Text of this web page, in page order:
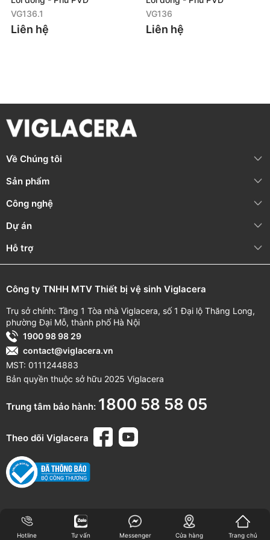
Áp lực nước khuyến nghị: P = 0.5 ~ 5 (bar)
Nội dung bảo
hành
hòa trộn nước
(Miễn phí cuộc
dây sen, bát sen,
chuyển sen, đầu
vòi,...)
12 tháng(Từ
*Quét mã QR trên sản phẩm để theo dõi thông tin thời gian
bảo hành cụ thể.
VG136.1
Liên hệ
VG136
Liên hệ
Về Chúng tôi
Sản phẩm
Công nghệ
Dự án
Hỗ trợ
Công ty TNHH MTV Thiết bị vệ sinh Viglacera
Trụ sở chính: Tầng 1 Tòa nhà Viglacera, số 1 Đại lộ Thăng Long,
phường Đại Mỗ, thành phố Hà Nội
1900 98 98 29
contact@viglacera.vn
MST: 0111244883
Bản quyền thuộc sở hữu 2025 Viglacera
Trung tâm bảo hành: 1800 58 58 05
Theo dõi Viglacera
Hotline Tư vấn Messenger Cửa hàng Trang chủ